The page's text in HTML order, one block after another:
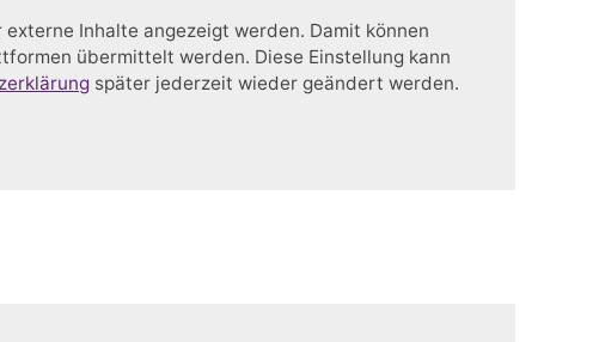
Inhalte angezeigt werden. Damit können
übermittelt werden. Diese Einstellung kann
später jederzeit wieder geändert werden.